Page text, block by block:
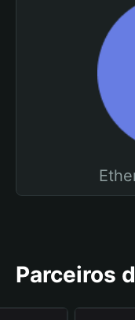
Parceiros